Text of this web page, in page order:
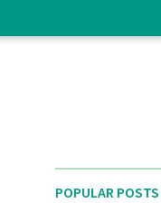
POPULAR POSTS